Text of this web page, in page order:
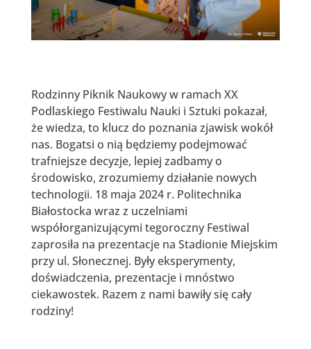
Rodzinny Piknik Naukowy w ramach XX
Podlaskiego Festiwalu Nauki i Sztuki pokazał,
że wiedza, to klucz do poznania zjawisk wokół
nas. Bogatsi o nią będziemy podejmować
trafniejsze decyzje, lepiej zadbamy o
środowisko, zrozumiemy działanie nowych
technologii. 18 maja 2024 r. Politechnika
Białostocka wraz z uczelniami
współorganizującymi tegoroczny Festiwal
zaprosiła na prezentacje na Stadionie Miejskim
przy ul. Słonecznej. Były eksperymenty,
doświadczenia, prezentacje i mnóstwo
ciekawostek. Razem z nami bawiły się cały
rodziny!